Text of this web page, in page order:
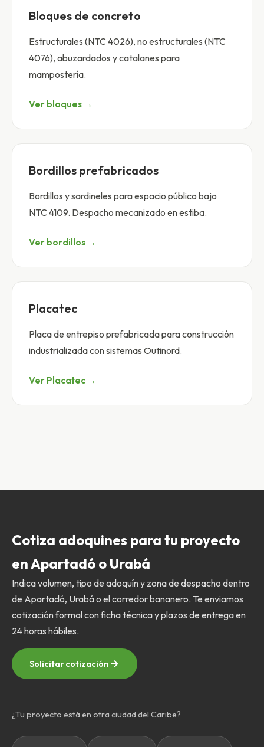
Bloques de concreto
Estructurales (NTC 4026), no estructurales (NTC
4076), abuzardados y catalanes para
mampostería.
Ver bloques →
Bordillos prefabricados
Bordillos y sardineles para espacio público bajo
NTC 4109. Despacho mecanizado en estiba.
Ver bordillos →
Placatec
Placa de entrepiso prefabricada para construcción
industrializada con sistemas Outinord.
Ver Placatec →
Cotiza adoquines para tu proyecto
en Apartadó o Urabá
Indica volumen, tipo de adoquín y zona de despacho dentro
de Apartadó, Urabá o el corredor bananero. Te enviamos
cotización formal con ficha técnica y plazos de entrega en
24 horas hábiles.
Solicitar cotización
¿Tu proyecto está en otra ciudad del Caribe?